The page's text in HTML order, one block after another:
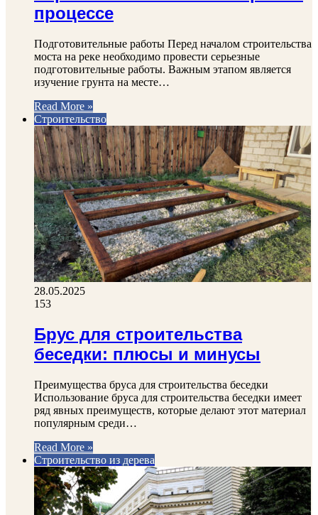
процессе
Подготовительные работы Перед началом строительства
моста на реке необходимо провести серьезные
подготовительные работы. Важным этапом является
изучение грунта на месте…
Read More »
Строительство
28.05.2025
153
Брус для строительства
беседки: плюсы и минусы
Преимущества бруса для строительства беседки
Использование бруса для строительства беседки имеет
ряд явных преимуществ, которые делают этот материал
популярным среди…
Read More »
Строительство из дерева